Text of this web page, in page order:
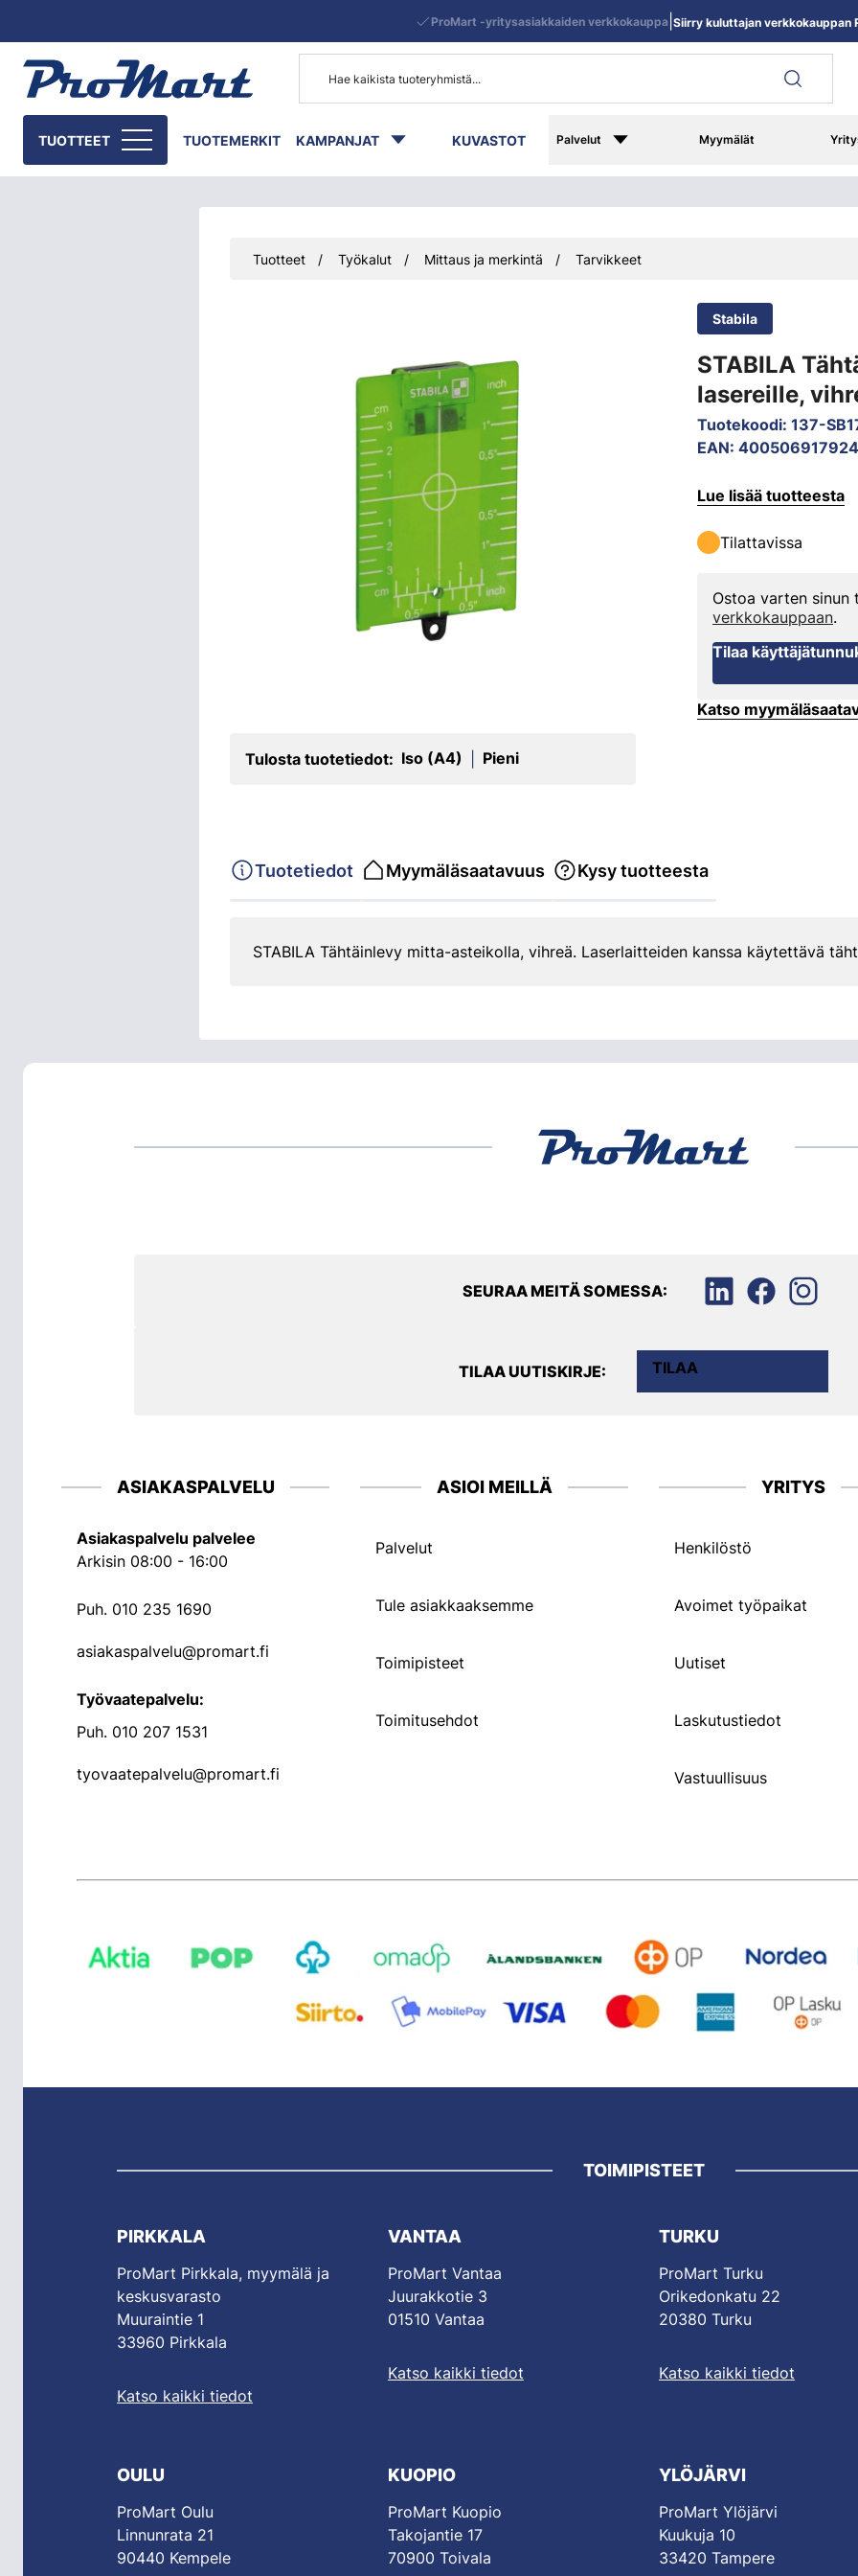
TUOTTEET TUOTEMERKIT KAMPANJAT KUVASTOT Palvelut Myymälät
ProMart -yritysasiakkaiden verkkokauppa| Siirry kuluttajan verkkokauppan
Tuotteet Työkalut Mittaus ja merkintä Tarvikkeet
Stabila
STABILA
lasereille,
Tuotekoodi: 137-
EAN:
Tulosta tuotetiedot: Iso (A4) Pieni
Lue lisää tuotteesta
Tilattavissa
Ostoa varten sinun
verkkokauppaan.
Tilaa
Katso
Tuotetiedot Myymäläsaatavuus Kysy tuotteesta
STABILA Tähtäinlevy mitta-asteikolla, vihreä. Laserlaitteiden kanssa käytettävä
SEURAA MEITÄ SOMESSA:
TILAA UUTISKIRJE: TILAA
ASIAKASPALVELU
Asiakaspalvelu palvelee
Arkisin 08:00 - 16:00
Puh. 010 235 1690
asiakaspalvelu@promart.fi
Työvaatepalvelu:
Puh. 010 207 1531
tyovaatepalvelu@promart.fi
ASIOI MEILLÄ
Palvelut
Tule asiakkaaksemme
Toimipisteet
Toimitusehdot
YRITYS
Henkilöstö
Avoimet työpaikat
Uutiset
Laskutustiedot
Vastuullisuus
TOIMIPISTEET
PIRKKALA
ProMart Pirkkala, myymälä ja
keskusvarasto
Muuraintie 1
33960 Pirkkala
Katso kaikki tiedot
VANTAA
ProMart Vantaa
Juurakkotie 3
01510 Vantaa
Katso kaikki tiedot
TURKU
ProMart Turku
Orikedonkatu 22
20380 Turku
Katso kaikki tiedot
OULU
ProMart Oulu
Linnunrata 21
90440 Kempele
KUOPIO
ProMart Kuopio
Takojantie 17
70900 Toivala
YLÖJÄRVI
ProMart Ylöjärvi
Kuukuja 10
33420 Tampere